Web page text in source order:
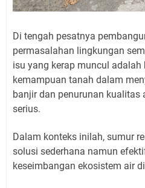
Di tengah pesatnya
permasalahan lingkungan
isu yang kerap muncul adalah
kemampuan tanah dalam
banjir dan penurunan
serius.
Dalam konteks inilah, sumur
solusi sederhana namun
keseimbangan ekosistem air